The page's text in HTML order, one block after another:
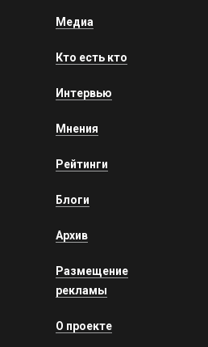
Медиа
Кто есть кто
Интервью
Мнения
Рейтинги
Блоги
Архив
Размещение
рекламы
О проекте